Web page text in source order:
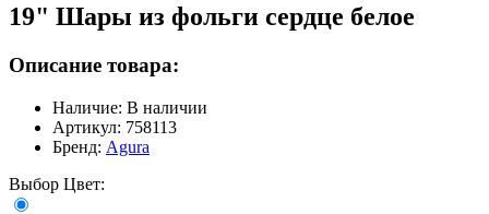
19" Шары из фольги сердце белое
Описание товара:
Наличие: В наличии
Артикул: 758113
Бренд: Agura
Выбор Цвет: